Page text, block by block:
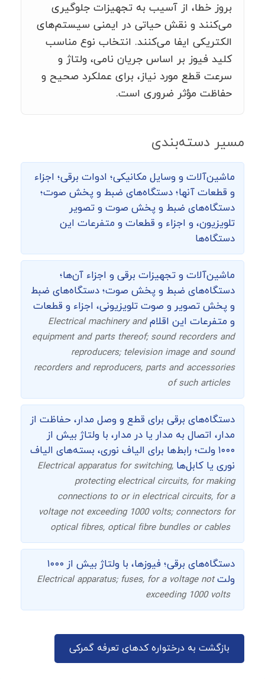
بروز خطا، از آسیب به تجهیزات جلوگیری
می‌کنند و نقش حیاتی در ایمنی سیستم‌های
الکتریکی ایفا می‌کنند. انتخاب نوع مناسب
کلید فیوز بر اساس جریان نامی، ولتاژ و
سرعت قطع مورد نیاز، برای عملکرد صحیح و
حفاظت مؤثر ضروری است.
مسیر دسته‌بندی
ماشین‌‌آلات و وسایل مکانیکی؛ ادوات برقی؛ اجزاء
و قطعات آنها؛ دستگاه‌های ضبط و پخش صوت؛
دستگاه‌های ضبط و پخش صوت و تصویر
تلویزیون، و اجزاء و قطعات و متفرعات این
دستگاه‌ها
ماشین‌آلات و تجهیزات برقی و اجزاء آن‌ها؛
دستگاه‌های ضبط و پخش صوت؛ دستگاه‌های ضبط
و پخش تصویر و صوت تلویزیونی، اجزاء و قطعات
و متفرعات این اقلامElectrical machinery and
equipment and parts thereof; sound recorders and
reproducers; television image and sound
recorders and reproducers, parts and accessories
of such articles
دستگاه‌های برقی برای قطع و وصل مدار، حفاظت از
مدار، اتصال به مدار یا در مدار، با ولتاژ بیش از
۱۰۰۰ ولت؛ رابط‌ها برای الیاف نوری، بسته‌های الیاف
نوری یا کابل‌ها Electrical apparatus for switching,
protecting electrical circuits, for making
connections to or in electrical circuits, for a
voltage not exceeding 1000 volts; connectors for
optical fibres, optical fibre bundles or cables
دستگاه‌های برقی؛ فیوزها، با ولتاژ بیش از ۱۰۰۰
ولتElectrical apparatus; fuses, for a voltage not
exceeding 1000 volts
بازگشت به درختواره کدهای تعرفه گمرکی